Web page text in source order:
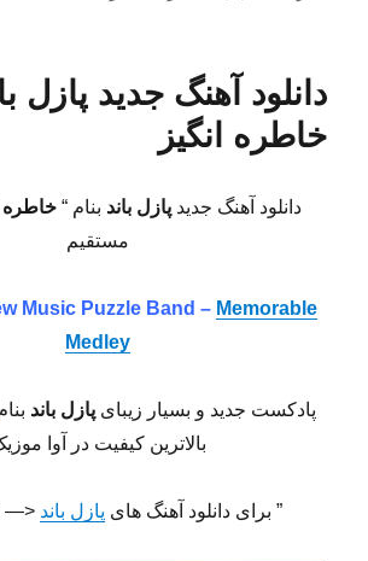
دانلود آهنگ جدید پازل
خاطره انگیز
دانلود آهنگ جدید پازل باند بنام “ خاطره
مستقیم
Music Puzzle Band – Memorable
Medley
پادکست جدید و بسیار زیبای پازل باند
بالاترین کیفیت در آوا
” برای دانلود آهنگ های پازل باند <—